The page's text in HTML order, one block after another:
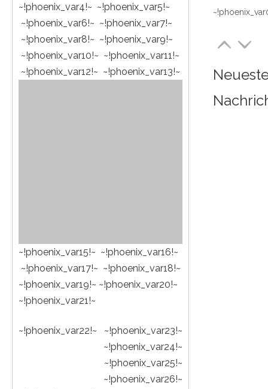
~!phoenix_var4!~ ~!phoenix_var5!~
~!phoenix_var6!~ ~!phoenix_var7!~
~!phoenix_var8!~ ~!phoenix_var9!~
~!phoenix_var10!~ ~!phoenix_var11!~
~!phoenix_var12!~ ~!phoenix_var13!~
~!phoenix_var15!~ ~!phoenix_var16!~
~!phoenix_var17!~ ~!phoenix_var18!~
~!phoenix_var19!~ ~!phoenix_var20!~
~!phoenix_var21!~
~!phoenix_var22!~ ~!phoenix_var23!~
~!phoenix_var24!~
~!phoenix_var25!~
~!phoenix_var26!~